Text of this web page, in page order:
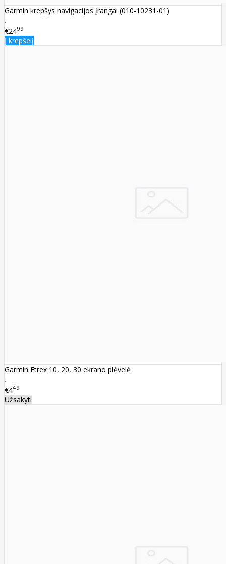
Garmin krepšys navigacijos įrangai (010-10231-01)
..
€2499
Į krepšelį
Garmin Etrex 10, 20, 30 ekrano plėvelė
..
€449
Užsakyti